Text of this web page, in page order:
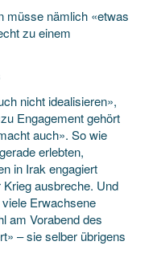
müsse nämlich «etwas
zu einem
nicht idealisieren»,
Engagement gehört
auch». So wie
erlebten,
in Irak engagiert
ausbreche. Und
Erwachsene
am Vorabend des
– sie selber übrigens